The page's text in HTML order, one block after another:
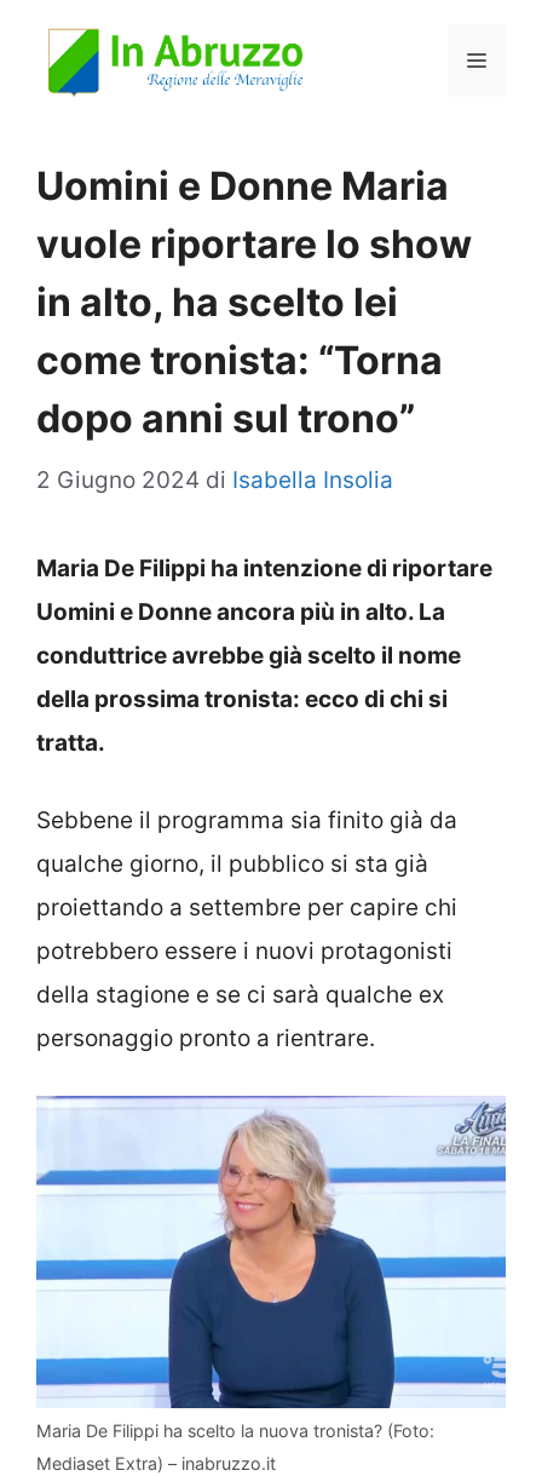
Menu
Uomini e Donne Maria
vuole riportare lo show
in alto, ha scelto lei
come tronista: “Torna
dopo anni sul trono”
2 Giugno 2024 di Isabella Insolia
Maria De Filippi ha intenzione di riportare
Uomini e Donne ancora più in alto. La
conduttrice avrebbe già scelto il nome
della prossima tronista: ecco di chi si
tratta.
Sebbene il programma sia finito già da
qualche giorno, il pubblico si sta già
proiettando a settembre per capire chi
potrebbero essere i nuovi protagonisti
della stagione e se ci sarà qualche ex
personaggio pronto a rientrare.
Maria De Filippi ha scelto la nuova tronista? (Foto:
Mediaset Extra) – inabruzzo.it